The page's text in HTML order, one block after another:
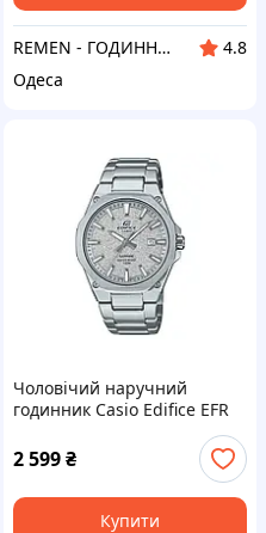
REMEN - ГОДИННИК ЛУЧШИЙ ПОДАРУНОК
4.8
Одеса
Чоловічий наручний
годинник Casio Edifice EFR
2 599₴
Купити